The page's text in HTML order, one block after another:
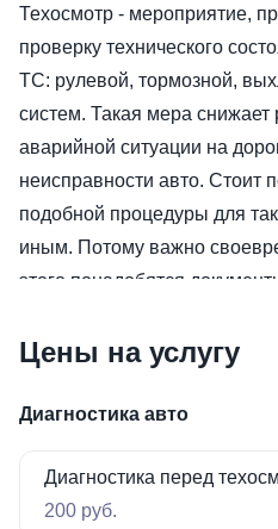
Техосмотр - мероприятие,
проверку технического
ТС: рулевой, тормозной,
систем. Такая мера снижает
аварийной ситуации на
неисправности авто. Стоит
подобной процедуры для
иным. Потому важно
этого понадобятся
Цены на услугу
Диагностика авто
Диагностика перед
200 руб.